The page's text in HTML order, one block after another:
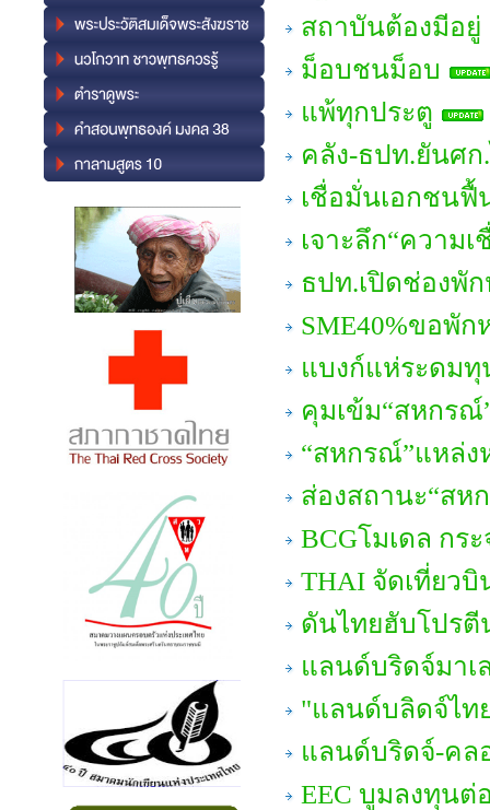
สถาบันต้องมีอยู่
ม็อบชนม็อบ
แพ้ทุกประตู
คลัง-ธปท.ยันศก
เชื่อมั่นเอกชนฟื้
เจาะลึก“ความ
ธปท.เปิดช่องพั
SME40%ขอพั
แบงก์แห่ระดมทุ
คุมเข้ม“สหกรณ์
“สหกรณ์”แหล่ง
ส่องสถานะ“สห
BCGโมเดล ก
THAI จัดเที่ยว
ดันไทยฮับโปรตี
แลนด์บริดจ์มาเ
"แลนด์บลิดจ์ไท
แลนด์บริดจ์-คล
EEC บูมลงทุนต่